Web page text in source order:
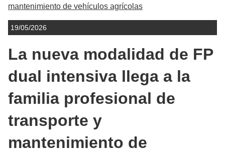
mantenimiento de vehículos agrícolas
19/05/2026
La nueva modalidad de FP
dual intensiva llega a la
familia profesional de
transporte y
mantenimiento de